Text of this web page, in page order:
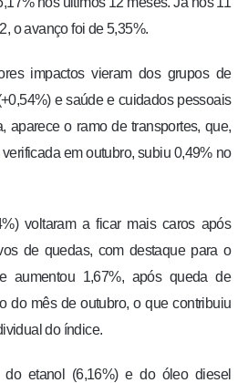
o avanço foi de 5,35%.
impactos vieram dos grupos de
e saúde e cuidados pessoais
aparece o ramo de transportes, que,
em outubro, subiu 0,49% no
voltaram a ficar mais caros após
de quedas, com destaque para o
aumentou 1,67%, após queda de
do mês de outubro, o que contribuiu
do índice.
etanol (6,16%) e do óleo diesel